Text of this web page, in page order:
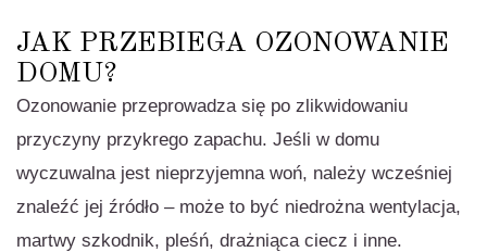
JAK PRZEBIEGA OZONOWANIE
DOMU?
Ozonowanie przeprowadza się po zlikwidowaniu
przyczyny przykrego zapachu. Jeśli w domu
wyczuwalna jest nieprzyjemna woń, należy wcześniej
znaleźć jej źródło – może to być niedrożna wentylacja,
martwy szkodnik, pleśń, drażniąca ciecz i inne.